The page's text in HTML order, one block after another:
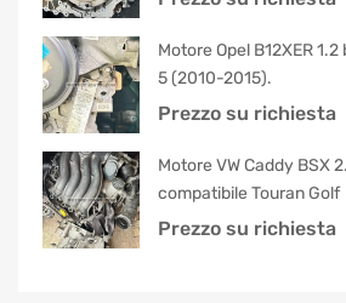
Motore Opel B12XER
5 (2010-2015).
Prezzo su richiesta
Motore VW Caddy BSX
compatibile Touran Golf
Prezzo su richiesta